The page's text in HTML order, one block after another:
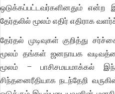
ஒடுக்கப்பட்டவர்களினதும்
தேர்தலில் மூலம் எதிர் எதிராக
தேர்தல் முடிவுகள் குறித்து
மூலம் தங்கள் ஜனநாயக
மூலம் – பாசிசமயமாக்கல்
சிந்தனைரீதியாக நடந்தேறி